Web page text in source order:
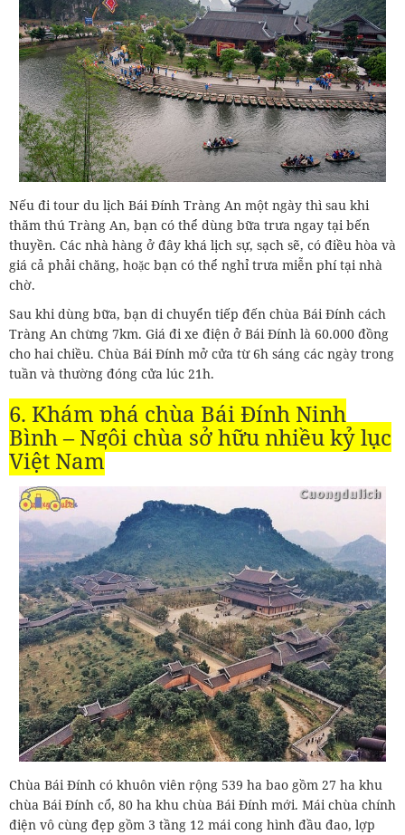
Nếu đi tour du lịch Bái Đính Tràng An một ngày thì sau khi
thăm thú Tràng An, bạn có thể dùng bữa trưa ngay tại bến
thuyền. Các nhà hàng ở đây khá lịch sự, sạch sẽ, có điều hòa và
giá cả phải chăng, hoặc bạn có thể nghỉ trưa miễn phí tại nhà
chờ.
Sau khi dùng bữa, bạn di chuyển tiếp đến chùa Bái Đính cách
Tràng An chừng 7km. Giá đi xe điện ở Bái Đính là 60.000 đồng
cho hai chiều. Chùa Bái Đính mở cửa từ 6h sáng các ngày trong
tuần và thường đóng cửa lúc 21h.
6. Khám phá chùa Bái Đính Ninh
Bình – Ngôi chùa sở hữu nhiều kỷ lục
Việt Nam
Chùa Bái Đính có khuôn viên rộng 539 ha bao gồm 27 ha khu
chùa Bái Đính cổ, 80 ha khu chùa Bái Đính mới. Mái chùa chính
điện vô cùng đẹp gồm 3 tầng 12 mái cong hình đầu đao, lợp